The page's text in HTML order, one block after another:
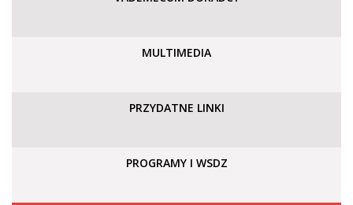
MULTIMEDIA
PRZYDATNE LINKI
PROGRAMY I WSDZ